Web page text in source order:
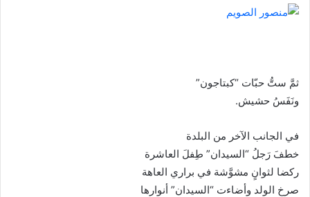
د
ن
ا
ثمَّ ستُّ حبّات “كبتاجون”
ونَفَسُ حشيش.
في الجانب الآخر من البلدة
خطفَ رَجلُ “السيدان” طِفلَ العاشرة
ركضا لثوانٍ مشوَّشة في براري العاهة
صرخ الولد وأضاءت “السيدان” أنوارها